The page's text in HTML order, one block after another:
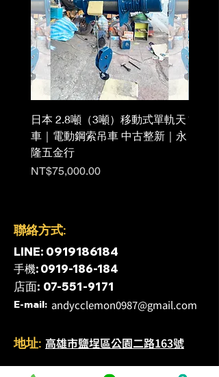
日本 2.8噸（3噸）移動式單軌天
車｜電動鋼索吊車 中古整新｜永
隆五金行
價格
NT$75,000.00
雙軌
​聯絡方式:
​LINE: 0919186184
​手機: 0919-186-184
​店面: 07-551-9171
​E-mail: andycclemon0987@gmail.com
​地址: ​高雄市鹽埕區公園二路163號